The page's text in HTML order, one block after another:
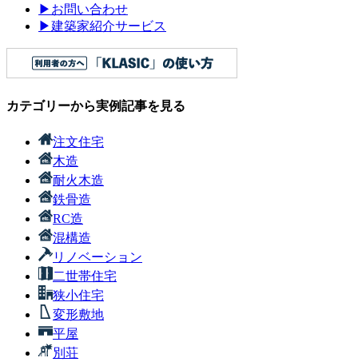
▶ お問い合わせ
▶建築家紹介サービス
カテゴリーから実例記事を見る
注文住宅
木造
耐火木造
鉄骨造
RC造
混構造
リノベーション
二世帯住宅
狭小住宅
変形敷地
平屋
別荘